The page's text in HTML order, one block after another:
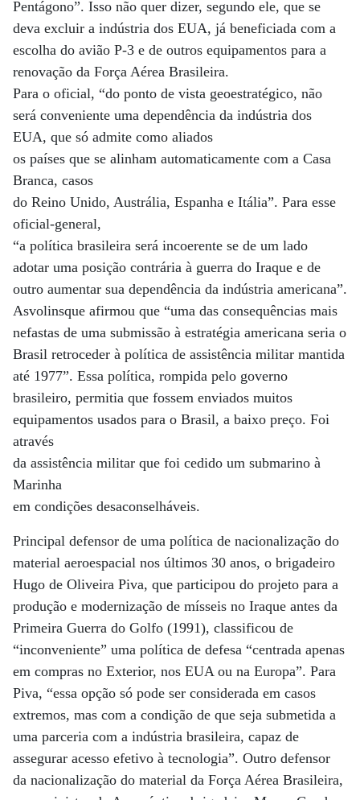
Pentágono”. Isso não quer dizer, segundo ele, que se
deva excluir a indústria dos EUA, já beneficiada com a
escolha do avião P-3 e de outros equipamentos para a
renovação da Força Aérea Brasileira.
Para o oficial, “do ponto de vista geoestratégico, não
será conveniente uma dependência da indústria dos
EUA, que só admite como aliados
os países que se alinham automaticamente com a Casa
Branca, casos
do Reino Unido, Austrália, Espanha e Itália”. Para esse
oficial-general,
“a política brasileira será incoerente se de um lado
adotar uma posição contrária à guerra do Iraque e de
outro aumentar sua dependência da indústria americana”.
Asvolinsque afirmou que “uma das consequências mais
nefastas de uma submissão à estratégia americana seria o
Brasil retroceder à política de assistência militar mantida
até 1977”. Essa política, rompida pelo governo
brasileiro, permitia que fossem enviados muitos
equipamentos usados para o Brasil, a baixo preço. Foi
através
da assistência militar que foi cedido um submarino à
Marinha
em condições desaconselháveis.
Principal defensor de uma política de nacionalização do
material aeroespacial nos últimos 30 anos, o brigadeiro
Hugo de Oliveira Piva, que participou do projeto para a
produção e modernização de mísseis no Iraque antes da
Primeira Guerra do Golfo (1991), classificou de
“inconveniente” uma política de defesa “centrada apenas
em compras no Exterior, nos EUA ou na Europa”. Para
Piva, “essa opção só pode ser considerada em casos
extremos, mas com a condição de que seja submetida a
uma parceria com a indústria brasileira, capaz de
assegurar acesso efetivo à tecnologia”. Outro defensor
da nacionalização do material da Força Aérea Brasileira,